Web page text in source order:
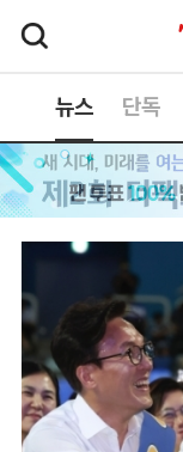
뉴스 단독